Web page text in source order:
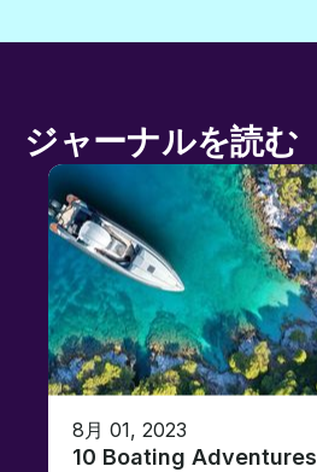
ジャーナルを読む
8月 01, 2023
10 Boating Adventures